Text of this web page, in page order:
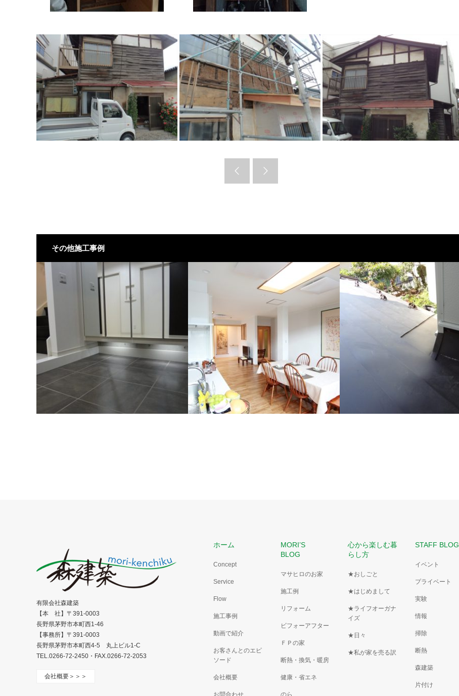
その他施工事例
ホーム
Concept
Service
Flow
施工事例
動画で紹介
お客さんとのエピ
ソード
会社概要
お問合わせ
MORI’S
BLOG
マサヒロのお家
施工例
リフォーム
ビフォーアフター
ＦＰの家
断熱・換気・暖房
健康・省エネ
のら
心から楽しむ暮
らし方
★おしごと
★はじめまして
★ライフオーガナ
イズ
★日々
★私が家を売る訳
STAFF BLOG
イベント
プライベート
実験
情報
掃除
断熱
森建築
片付け
有限会社森建築
【本 社】〒391-0003
長野県茅野市本町西1-46
【事務所】〒391-0003
長野県茅野市本町西4-5 丸上ビル1-C
TEL.0266-72-2450・FAX.0266-72-2053
会社概要＞＞＞